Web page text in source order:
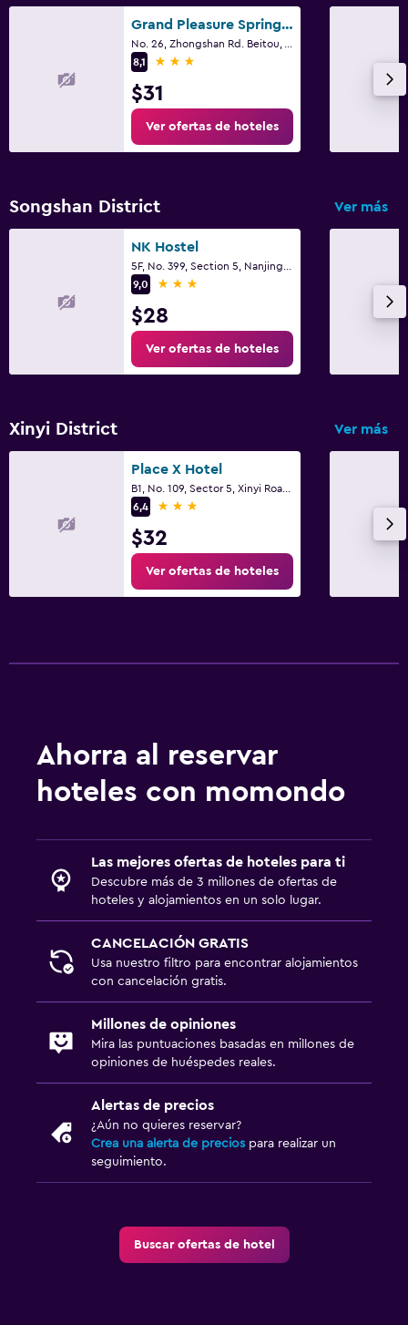
Grand Pleasure Spring Hotel
8,1
3 estrellas
$31
Ver ofertas de hoteles
Songshan District Ver más
NK Hostel
9,0
3 estrellas
$28
Ver ofertas de hoteles
Xinyi District Ver más
Place X Hotel
6,4
3 estrellas
$32
Ver ofertas de hoteles
Ahorra al reservar
hoteles con momondo
Las mejores ofertas de hoteles para ti
Descubre más de 3 millones de ofertas de
hoteles y alojamientos en un solo lugar.
CANCELACIÓN GRATIS
Usa nuestro filtro para encontrar alojamientos
con cancelación gratis.
Millones de opiniones
Mira las puntuaciones basadas en millones de
opiniones de huéspedes reales.
Alertas de precios
¿Aún no quieres reservar?
Crea una alerta de precios para realizar un
seguimiento.
Buscar ofertas de hotel